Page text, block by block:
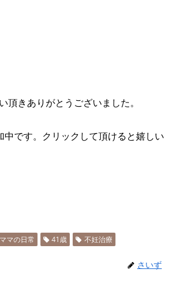
頂きありがとうございました。
中です。クリックして頂けると嬉しい
マの日常 41歳 不妊治療
さいず